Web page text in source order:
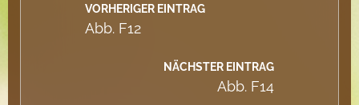
VORHERIGER EINTRAG
Abb. F12
NÄCHSTER EINTRAG
Abb. F14